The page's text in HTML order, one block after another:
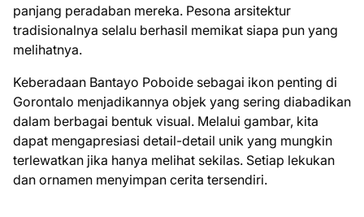
panjang peradaban mereka. Pesona arsitektur
tradisionalnya selalu berhasil memikat siapa pun yang
melihatnya.
Keberadaan Bantayo Poboide sebagai ikon penting di
Gorontalo menjadikannya objek yang sering diabadikan
dalam berbagai bentuk visual. Melalui gambar, kita
dapat mengapresiasi detail-detail unik yang mungkin
terlewatkan jika hanya melihat sekilas. Setiap lekukan
dan ornamen menyimpan cerita tersendiri.